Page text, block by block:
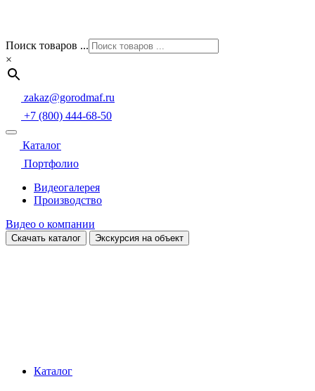
Поиск товаров ...
×
zakaz@gorodmaf.ru
+7 (800) 444-68-50
Каталог
Портфолио
Видеогалерея
Производство
Видео о компании
Скачать каталог Экскурсия на объект
Каталог